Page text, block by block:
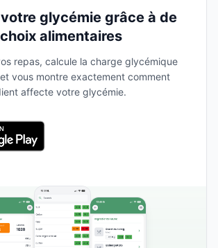
glycémie grâce à de
alimentaires
repas, calcule la charge glycémique
vous montre exactement comment
affecte votre glycémie.